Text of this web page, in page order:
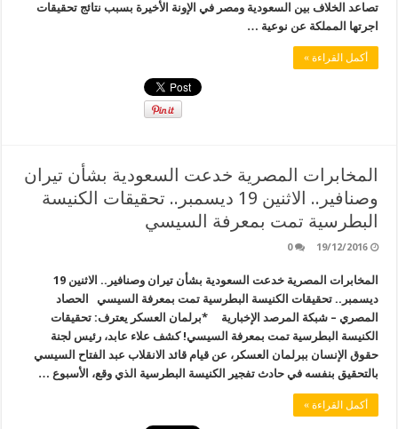
تصاعد الخلاف بين السعودية ومصر في الإونة الأخيرة بسبب نتائج تحقيقات
اجرتها المملكة عن نوعية …
أكمل القراءة »
المخابرات المصرية خدعت السعودية بشأن تيران
وصنافير.. الاثنين 19 ديسمبر.. تحقيقات الكنيسة
البطرسية تمت بمعرفة السيسي
19/12/2016
0
المخابرات المصرية خدعت السعودية بشأن تيران وصنافير.. الاثنين 19
ديسمبر.. تحقيقات الكنيسة البطرسية تمت بمعرفة السيسي الحصاد
المصري – شبكة المرصد الإخبارية *برلمان العسكر يعترف: تحقيقات
الكنيسة البطرسية تمت بمعرفة السيسي! كشف علاء عابد، رئيس لجنة
حقوق الإنسان ببرلمان العسكر، عن قيام قائد الانقلاب عبد الفتاح السيسي
بالتحقيق بنفسه في حادث تفجير الكنيسة البطرسية الذي وقع، الأسبوع …
أكمل القراءة »